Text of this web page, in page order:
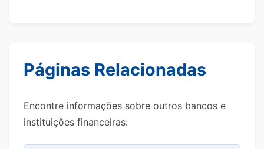
Páginas Relacionadas
Encontre informações sobre outros bancos e
instituições financeiras: